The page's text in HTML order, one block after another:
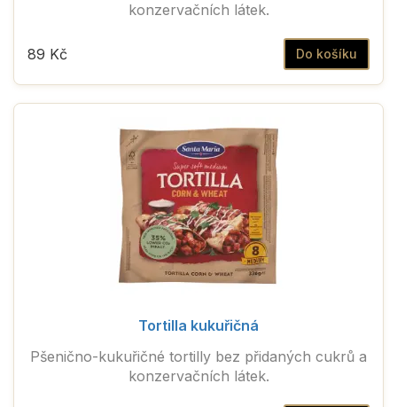
konzervačních látek.
Do košíku
89 Kč
Tortilla kukuřičná
Pšenično-kukuřičné tortilly bez přidaných cukrů a
konzervačních látek.